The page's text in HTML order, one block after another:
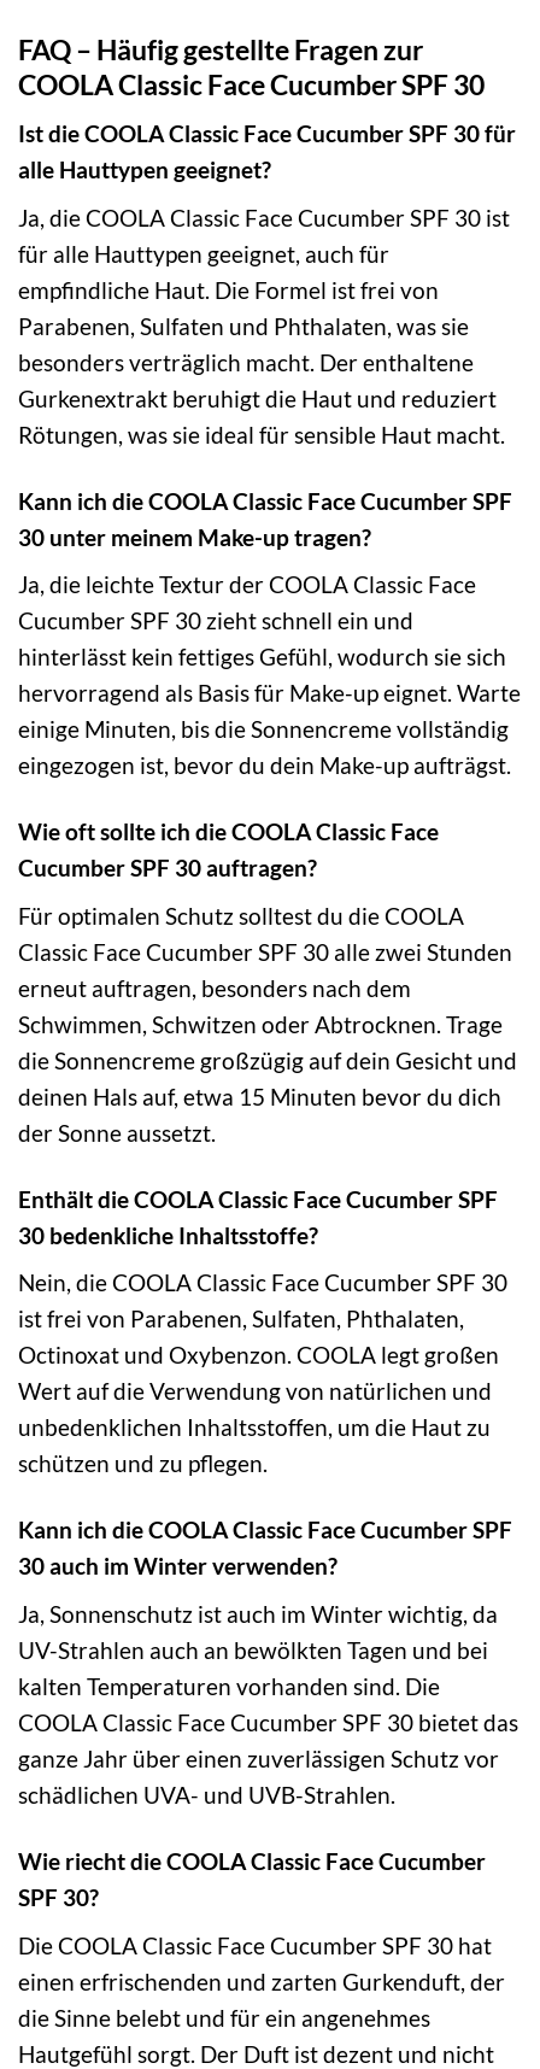
FAQ – Häufig gestellte Fragen zur
COOLA Classic Face Cucumber SPF 30
Ist die COOLA Classic Face Cucumber SPF 30 für
alle Hauttypen geeignet?
Ja, die COOLA Classic Face Cucumber SPF 30 ist
für alle Hauttypen geeignet, auch für
empfindliche Haut. Die Formel ist frei von
Parabenen, Sulfaten und Phthalaten, was sie
besonders verträglich macht. Der enthaltene
Gurkenextrakt beruhigt die Haut und reduziert
Rötungen, was sie ideal für sensible Haut macht.
Kann ich die COOLA Classic Face Cucumber SPF
30 unter meinem Make-up tragen?
Ja, die leichte Textur der COOLA Classic Face
Cucumber SPF 30 zieht schnell ein und
hinterlässt kein fettiges Gefühl, wodurch sie sich
hervorragend als Basis für Make-up eignet. Warte
einige Minuten, bis die Sonnencreme vollständig
eingezogen ist, bevor du dein Make-up aufträgst.
Wie oft sollte ich die COOLA Classic Face
Cucumber SPF 30 auftragen?
Für optimalen Schutz solltest du die COOLA
Classic Face Cucumber SPF 30 alle zwei Stunden
erneut auftragen, besonders nach dem
Schwimmen, Schwitzen oder Abtrocknen. Trage
die Sonnencreme großzügig auf dein Gesicht und
deinen Hals auf, etwa 15 Minuten bevor du dich
der Sonne aussetzt.
Enthält die COOLA Classic Face Cucumber SPF
30 bedenkliche Inhaltsstoffe?
Nein, die COOLA Classic Face Cucumber SPF 30
ist frei von Parabenen, Sulfaten, Phthalaten,
Octinoxat und Oxybenzon. COOLA legt großen
Wert auf die Verwendung von natürlichen und
unbedenklichen Inhaltsstoffen, um die Haut zu
schützen und zu pflegen.
Kann ich die COOLA Classic Face Cucumber SPF
30 auch im Winter verwenden?
Ja, Sonnenschutz ist auch im Winter wichtig, da
UV-Strahlen auch an bewölkten Tagen und bei
kalten Temperaturen vorhanden sind. Die
COOLA Classic Face Cucumber SPF 30 bietet das
ganze Jahr über einen zuverlässigen Schutz vor
schädlichen UVA- und UVB-Strahlen.
Wie riecht die COOLA Classic Face Cucumber
SPF 30?
Die COOLA Classic Face Cucumber SPF 30 hat
einen erfrischenden und zarten Gurkenduft, der
die Sinne belebt und für ein angenehmes
Hautgefühl sorgt. Der Duft ist dezent und nicht